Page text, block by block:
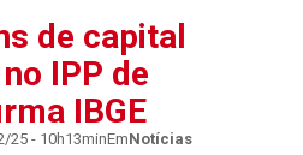
de capital
IPP de
IBGE
25 - 10h13minEmNotícias